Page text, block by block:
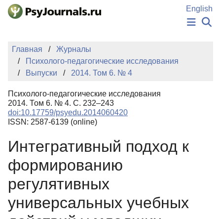
Перейти к основному содержанию
English
НОВОСТИ
АВТОРЫ
КЛЮЧЕВЫЕ СЛОВА
Регистрация
Главная
Журналы
Психолого-педагогические исследования
Выпуски
2014. Том 6. № 4
Психолого-педагогические исследования
2014. Том 6. № 4. С. 232–243
doi:10.17759/psyedu.2014060420
ISSN: 2587-6139 (online)
Интегративный подход к
формированию
регулятивных
универсальных учебных